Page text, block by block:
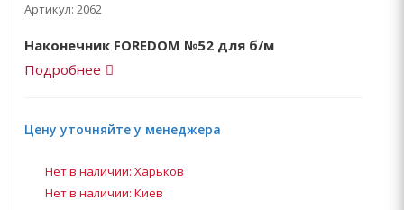
Артикул: 2062
Наконечник FOREDOM №52 для б/м
Подробнее
Цену уточняйте у менеджера
Нет в наличии: Харьков
Нет в наличии: Киев